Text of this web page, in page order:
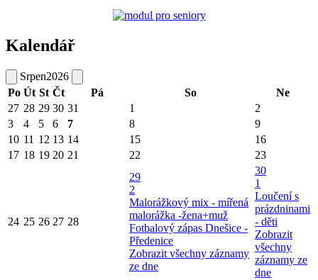
Kalendář
Srpen2026
Po Út St Čt Pá So
Ne
27 28 29 30 31 1
2
3
4 5 6 7 8
9
10 11 12 13 14 15
16
17 18 19 20 21 22 23
24 25 26 27 28
29
2
Malorážkový mix - mířená
malorážka -žena+muž
Fotbalový zápas Dnešice -
Předenice
Zobrazit všechny záznamy
ze dne
30
1
Loučení s
prázdninami
- děti
Zobrazit
všechny
záznamy ze
dne